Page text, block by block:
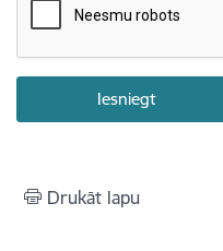
Drukāt lapu